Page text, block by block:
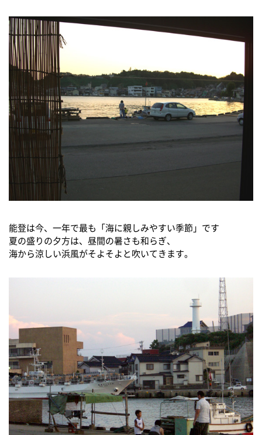
能登は今、一年で最も「海に親しみやすい季節」です
夏の盛りの夕方は、昼間の暑さも和らぎ、
海から涼しい浜風がそよそよと吹いてきます。